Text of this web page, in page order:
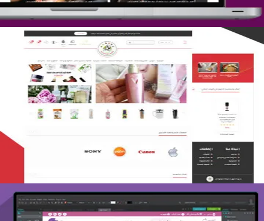
تصميم متجر لمار
التفاصيل